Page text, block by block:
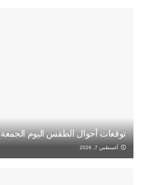
توقعات أحوال الطقس اليوم الجمعة
أغسطس 7, 2026